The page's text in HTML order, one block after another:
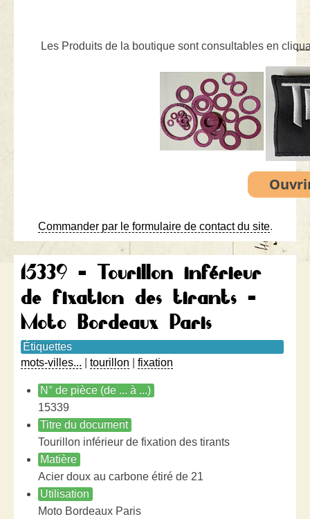
Les Produits de la boutique sont consultables en
Commander par le formulaire de contact du site.
15339 - Tourillon inférieur
de fixation des tirants -
Moto Bordeaux Paris
Étiquettes
mots-villes...
tourillon fixation
N° de pièce (de ... à ...)
15339
Titre du document
Tourillon inférieur de fixation des tirants
Matière
Acier doux au carbone étiré de 21
Utilisation
Moto Bordeaux Paris